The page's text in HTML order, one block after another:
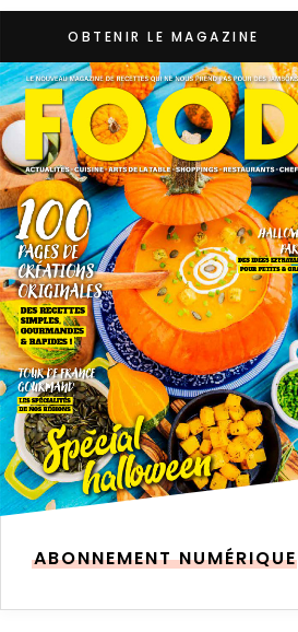
OBTENIR LE MAGAZINE
ABONNEMENT NUMÉRIQUE